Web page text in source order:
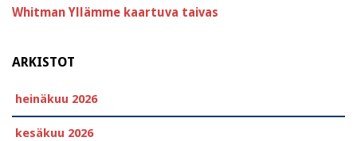
Whitman Yllämme kaartuva taivas
ARKISTOT
heinäkuu 2026
kesäkuu 2026